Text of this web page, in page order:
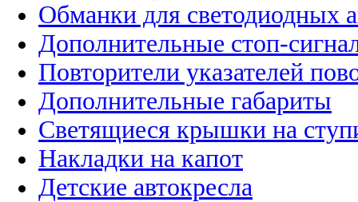
Обманки для светодиодных
Дополнительные стоп-
Повторители указателей
Дополнительные габариты
Светящиеся крышки на
Накладки на капот
Детские автокресла